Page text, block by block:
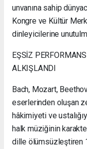
unvanına sahip
Kongre ve Kültür
dinleyicilerine
EŞSİZ
ALKIŞLANDI
Bach, Mozart,
eserlerinden oluşan
hâkimiyeti ve
halk müziğinin
dille ölümsüzleştiren